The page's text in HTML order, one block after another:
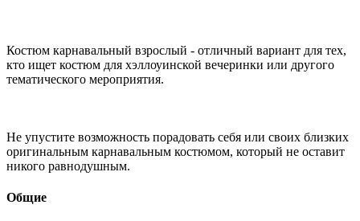
Костюм карнавальный взрослый - отличный вариант для тех,
кто ищет костюм для хэллоуинской вечеринки или другого
тематического мероприятия.
Не упустите возможность порадовать себя или своих близких
оригинальным карнавальным костюмом, который не оставит
никого равнодушным.
Общие